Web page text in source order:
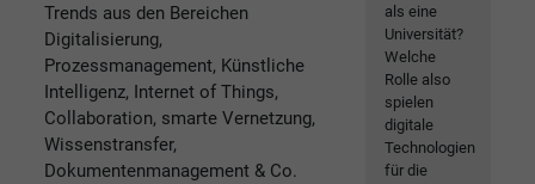
Trends aus den Bereichen
Digitalisierung,
Prozessmanagement, Künstliche
Intelligenz, Internet of Things,
Collaboration, smarte Vernetzung,
Wissenstransfer,
Dokumentenmanagement & Co.
als eine
Universität?
Welche
Rolle also
spielen
digitale
Technologien
für die